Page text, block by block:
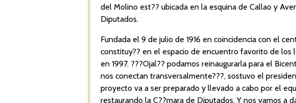
del Molino est?? ubicada en la esquina de Callao y
Diputados.
Fundada el 9 de julio de 1916 en coincidencia con el
constituy?? en el espacio de encuentro favorito de los
en 1997. ???Ojal?? podamos reinaugurarla para el
nos conectan transversalmente???, sostuvo el
proyecto va a ser preparado y llevado a cabo por el
restaurando la C??mara de Diputados. Y nos vamos a